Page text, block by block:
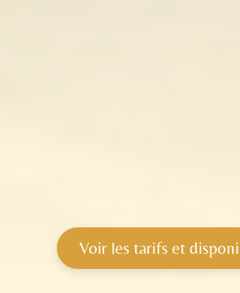
Voir les tarifs et